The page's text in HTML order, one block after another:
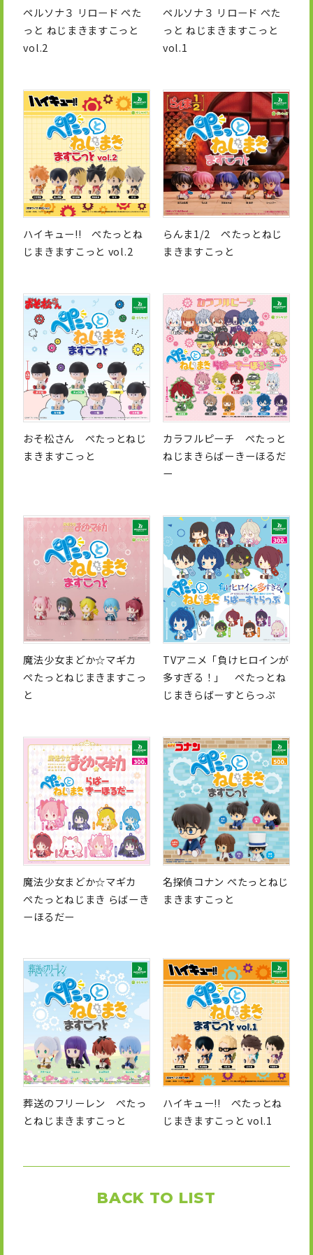
ペルソナ３ リロード ぺた
っと ねじまきますこっと
vol.2
ペルソナ３ リロード ぺた
っと ねじまきますこっと
vol.1
ハイキュー!! ぺたっとね
じまきますこっと vol.2
らんま1/2 ぺたっとねじ
まきますこっと
おそ松さん ぺたっとねじ
まきますこっと
カラフルピーチ ぺたっと
ねじまきらばーきーほるだ
ー
魔法少女まどか☆マギカ
ぺたっとねじまきますこっ
と
TVアニメ「負けヒロインが
多すぎる！」 ぺたっとね
じまきらばーすとらっぷ
魔法少女まどか☆マギカ
ぺたっとねじまき らばーき
ーほるだー
名探偵コナン ぺたっとねじ
まきますこっと
葬送のフリーレン ぺたっ
とねじまきますこっと
ハイキュー!! ぺたっとね
じまきますこっと vol.1
BACK TO LIST